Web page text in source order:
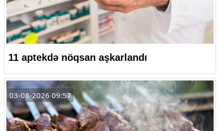
11 aptekdə nöqsan aşkarlandı
03-08-2026 09:57